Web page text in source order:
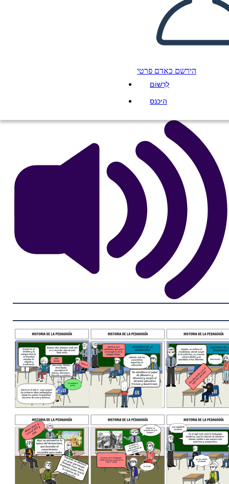
הירשם כאדם פרטי
לִרְשׁוֹם
היכנס
העתק את לוח התכנון הזה